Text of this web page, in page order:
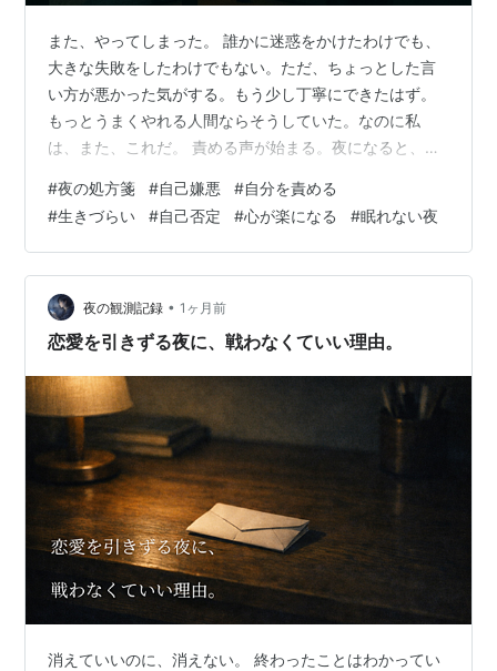
また、やってしまった。 誰かに迷惑をかけたわけでも、
大きな失敗をしたわけでもない。ただ、ちょっとした言
い方が悪かった気がする。もう少し丁寧にできたはず。
もっとうまくやれる人間ならそうしていた。なのに私
は、また、これだ。 責める声が始まる。夜になると、そ
いのに、自分だけが自分を裁き続けている。 ── こんな
夜、ありませんか 別に誰かに怒られたわけじゃない。で
も、なんか自分がダメだった気がして、ずっと引きずっ
てる。こんな小さいことで落ち込む自分も嫌で、それで
また落ち込む。どこまで続くんだろう。 自己嫌悪は、夜
を長くする。眠れないのは、自分を責める声…
#夜の処方箋 #自己嫌悪 #自分を責める
#生きづらい #自己否定 #心が楽になる #眠れない夜
夜の観測記録 • 1ヶ月前
恋愛を引きずる夜に、戦わなくていい理由。
消えていいのに、消えない。 終わったことはわかってい